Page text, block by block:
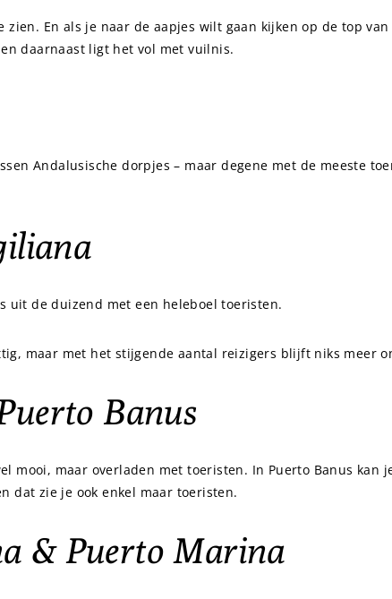
zien. En als je naar de aapjes wilt gaan kijken op de top
daarnaast ligt het vol met vuilnis.
Andalusische dorpjes – maar degene met de meeste
uit de duizend met een heleboel toeristen.
maar met het stijgende aantal reizigers blijft niks meer
Banus
mooi, maar overladen met toeristen. In Puerto Banus kan
dat zie je ook enkel maar toeristen.
& Puerto Marina